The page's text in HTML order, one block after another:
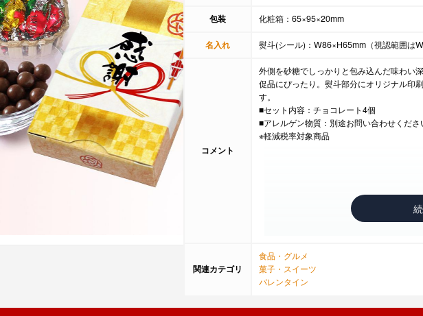
包装 化粧箱：65×95×20mm
名入れ 熨斗(シール)：W86×H65mm（視認範囲は
コメント
外側を砂糖でしっかりと包み込んだ味わい
促品にぴったり。熨斗部分にオリジナル印
す。
■セット内容：チョコレート4個
■アレルゲン物質：別途お問い合わせくださ
※軽減税率対象商品
関連カテゴリ
食品・グルメ
菓子・スイーツ
バレンタイン